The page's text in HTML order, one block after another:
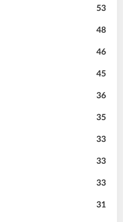
53
48
46
45
36
35
33
33
33
31